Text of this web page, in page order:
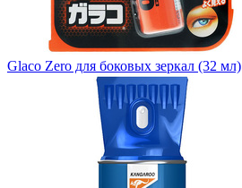
Glaco Zero для боковых зеркал (32 мл)